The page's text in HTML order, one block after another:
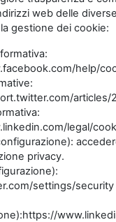
web delle
gestione dei cookie:
help/
articles/
legal/
privacy.
settings/security